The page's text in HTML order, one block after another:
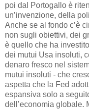
poi dal Portogallo è
un’invenzione, della
Anche se al fondo c’è
non sugli obiettivi, dei
è quello che ha
dei mutui Usa insoluti,
denaro fresco nel
mutui insoluti - che
aspetta che la Fed
espansiva solo a
dell’economia globale.